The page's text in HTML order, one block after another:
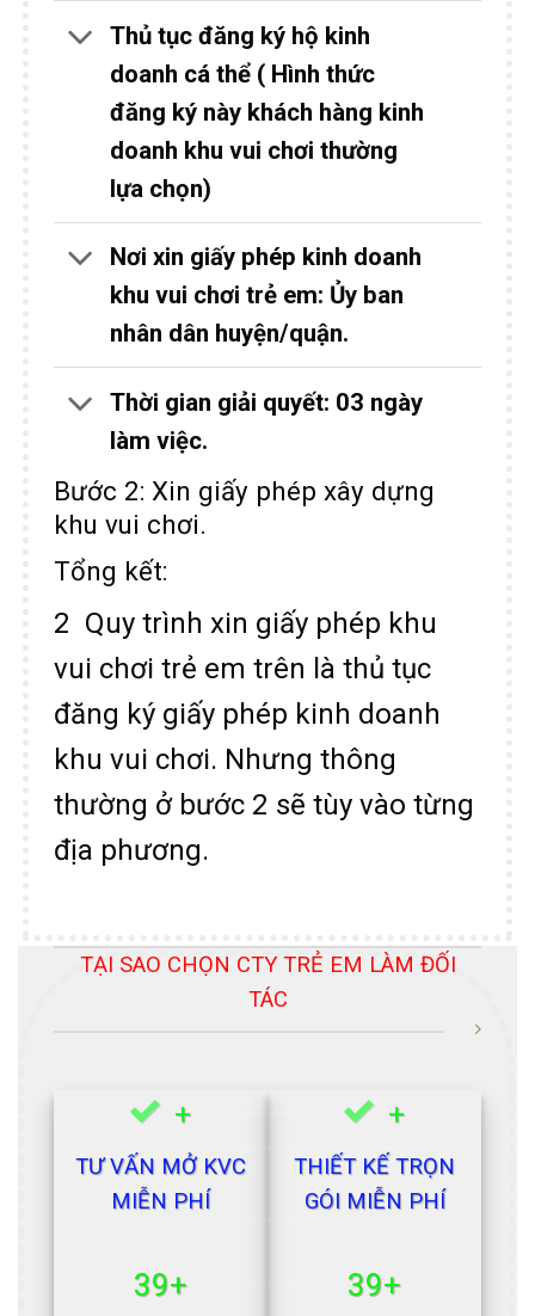
Thủ tục đăng ký hộ kinh
doanh cá thể ( Hình thức
đăng ký này khách hàng kinh
doanh khu vui chơi thường
lựa chọn)
Nơi xin giấy phép kinh doanh
khu vui chơi trẻ em: Ủy ban
nhân dân huyện/quận.
Thời gian giải quyết: 03 ngày
làm việc.
Bước 2: Xin giấy phép xây dựng
khu vui chơi.
Tổng kết:
2 Quy trình xin giấy phép khu
vui chơi trẻ em trên là thủ tục
đăng ký giấy phép kinh doanh
khu vui chơi. Nhưng thông
thường ở bước 2 sẽ tùy vào từng
địa phương.
TẠI SAO CHỌN CTY TRẺ EM LÀM ĐỐI
TÁC
+
TƯ VẤN MỞ KVC
MIỄN PHÍ
39+
+
THIẾT KẾ TRỌN
GÓI MIỄN PHÍ
39+